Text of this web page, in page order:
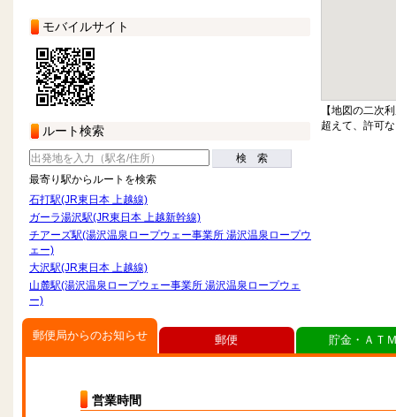
モバイルサイト
ルート検索
検 索
最寄り駅からルートを検索
石打駅(JR東日本 上越線)
ガーラ湯沢駅(JR東日本 上越新幹線)
チアーズ駅(湯沢温泉ロープウェー事業所 湯沢温泉ロープウ
ェー)
大沢駅(JR東日本 上越線)
山麓駅(湯沢温泉ロープウェー事業所 湯沢温泉ロープウェ
ー)
【地図の二次
超えて、許可
郵便局からのお知らせ
営業時間
郵便 貯金・ＡＴ